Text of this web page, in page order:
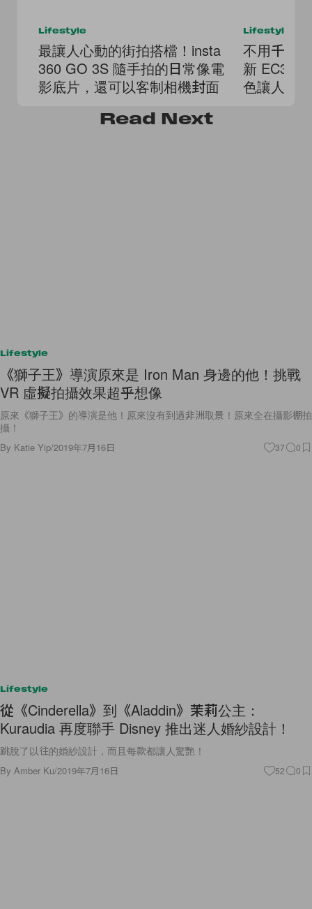
Lifestyle
最讓人心動的街拍搭檔！insta
360 GO 3S 隨手拍的日常像電
影底片，還可以客制相機封面
Lifestyle
不用千元
新 EC35
色讓人超
Read Next
Lifestyle
《獅子王》導演原來是 Iron Man 身邊的他！挑戰
VR 虛擬拍攝效果超乎想像
原來《獅子王》的導演是他！原來沒有到過非洲取景！原來全在攝影棚拍
攝！
By Katie Yip/2019年7月16日 37 0
Lifestyle
從《Cinderella》到《Aladdin》茉莉公主：
Kuraudia 再度聯手 Disney 推出迷人婚紗設計！
跳脫了以往的婚紗設計，而且每款都讓人驚艷！
By Amber Ku/2019年7月16日 52 0